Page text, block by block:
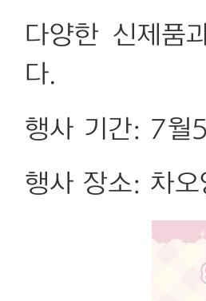
다양한 신제품
다.
행사 기간: 7월
행사 장소: 차